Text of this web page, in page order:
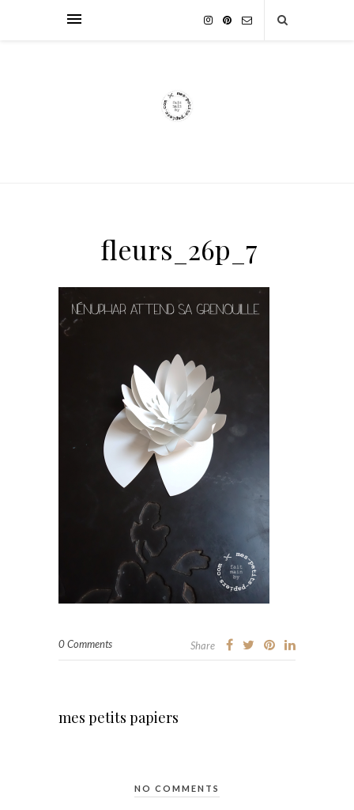
fleurs_26p_7
0 Comments Share
mes petits papiers
NO COMMENTS